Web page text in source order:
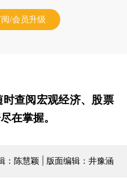
/会员升级
时查阅宏观经济、股票
在掌握。
：陈慧颖 | 版面编辑：井豫涵